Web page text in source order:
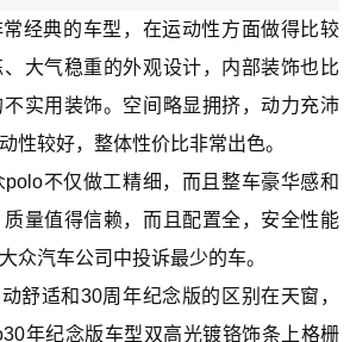
经典的车型，在运动性方面做得比较
大气稳重的外观设计，内部装饰也比
实用装饰。空间略显拥挤，动力充沛
性较好，整体性价比非常出色。
不仅做工精细，而且整车豪华感和
量值得信赖，而且配置全，安全性能
众汽车公司中投诉最少的车。
舒适和30周年纪念版的区别在天窗，
年纪念版车型双高光镀铬饰条上格栅